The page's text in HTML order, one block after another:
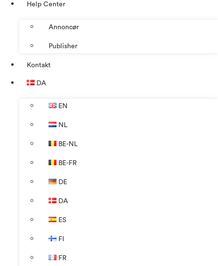
Help Center
Annoncør
Publisher
Kontakt
DA
EN
NL
BE-NL
BE-FR
DE
DA
ES
FI
FR